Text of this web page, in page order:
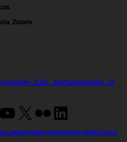
Zoom
YouTube
X FlickrLinkedIn
STAND UPEVENTOS ESPECIALES